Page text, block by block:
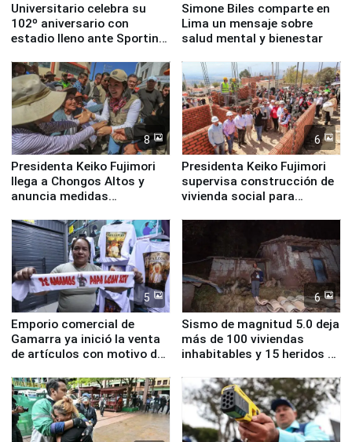
Universitario celebra su
102º aniversario con
estadio lleno ante Sporting
Simone Biles comparte en
Lima un mensaje sobre
salud mental y bienestar
8
Presidenta Keiko Fujimori
llega a Chongos Altos y
anuncia medidas
educación, salud y empleo
6
Presidenta Keiko Fujimori
supervisa construcción de
vivienda social para
5
Emporio comercial de
Gamarra ya inició la venta
de artículos con motivo de
6
Sismo de magnitud 5.0 deja
más de 100 viviendas
inhabitables y 15 heridos en